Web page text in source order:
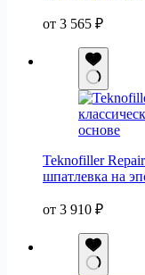
от 3 565 ₽
Teknofiller
шпатлевка на
от 3 910 ₽